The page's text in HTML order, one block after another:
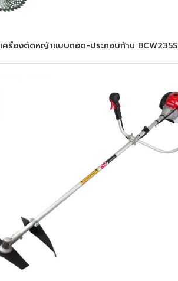
เครื่องตัดหญ้าแบบถอด-ประกอบก้าน BCW235S